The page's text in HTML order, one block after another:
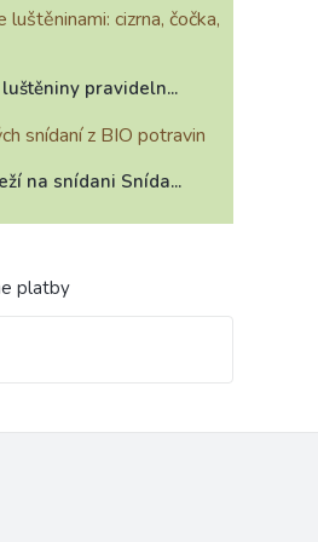
cizrna, čočka,
pravideln...
snídaní z BIO potravin
na snídani Snída...
platby